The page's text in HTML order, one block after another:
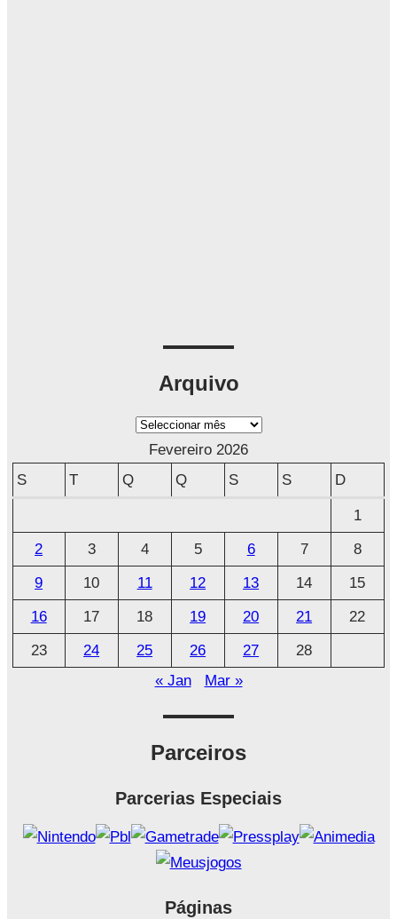
Arquivo
A
v
o
Fevereiro 2026
S
T Q Q S S D
1
2
3 4 5 6 7
8
9
10 11 12 13 14
15
16
17 18 19 20 21
22
23
24 25 26 27
28
« Jan
Mar »
Parceiros
Parcerias Especiais
Páginas